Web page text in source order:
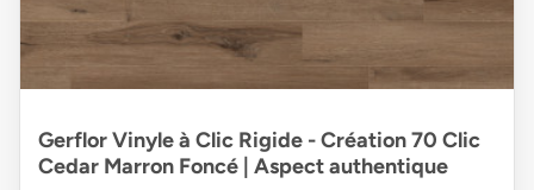
Gerflor Vinyle à Clic Rigide - Création 70 Clic
Cedar Marron Foncé | Aspect authentique